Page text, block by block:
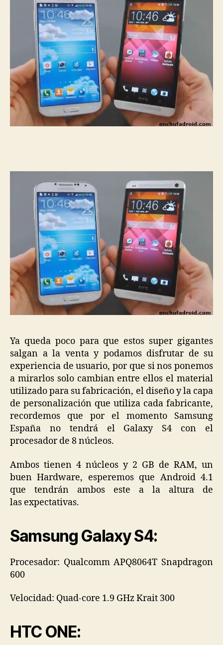
ONE:
La
guerra
esta
servida
Ya queda poco para que estos super gigantes
salgan a la venta y podamos disfrutar de su
experiencia de usuario, por que si nos ponemos
a mirarlos solo cambian entre ellos el material
utilizado para su fabricación, el diseño y la capa
de personalización que utiliza cada fabricante,
recordemos que por el momento Samsung
España no tendrá el Galaxy S4 con el
procesador de 8 núcleos.
Ambos tienen 4 núcleos y 2 GB de RAM, un
buen Hardware, esperemos que Android 4.1
que tendrán ambos este a la altura de
las expectativas.
Samsung Galaxy S4:
Procesador: Qualcomm APQ8064T Snapdragon
600
Velocidad: Quad-core 1.9 GHz Krait 300
HTC ONE: